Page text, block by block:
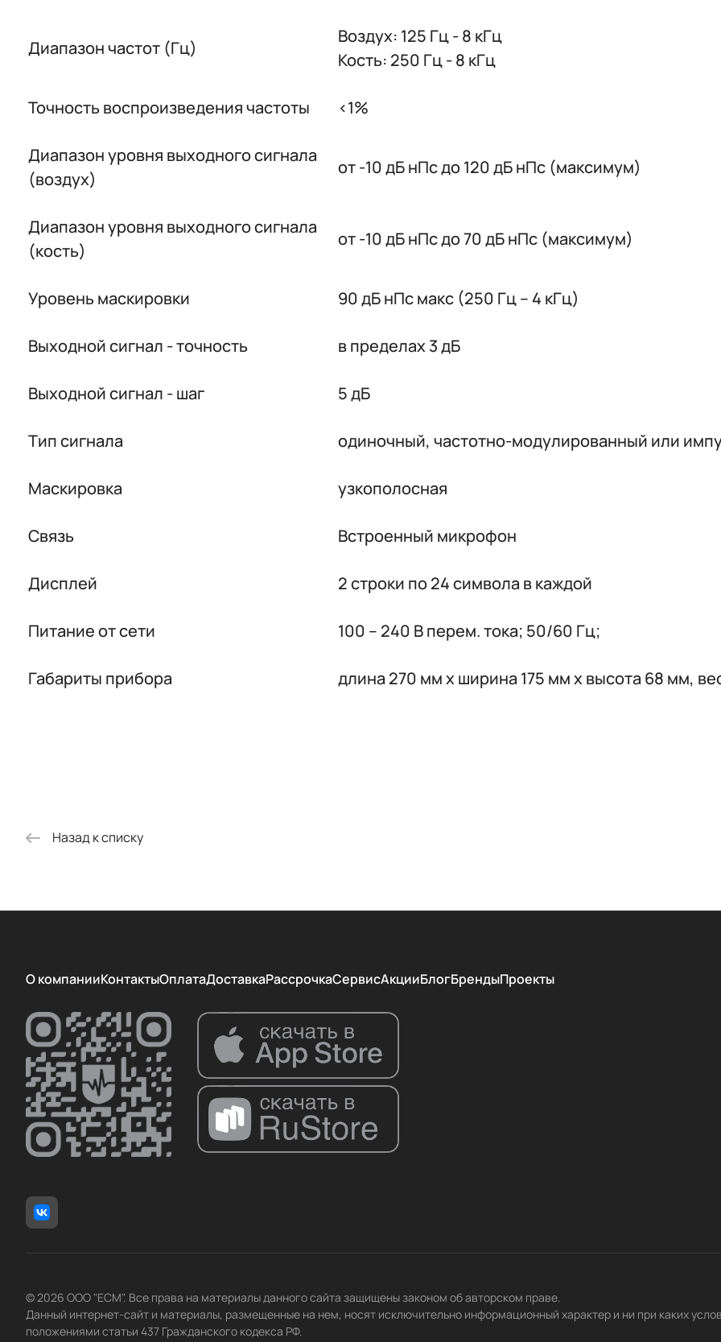
Диапазон частот (Гц)
Воздух: 125 Гц - 8 кГц
Кость: 250 Гц - 8 кГц
Точность воспроизведения частоты <1%
Диапазон уровня выходного сигнала
(воздух)
от -10 дБ нПс до 120 дБ нПс (максимум)
Диапазон уровня выходного сигнала
(кость)
от -10 дБ нПс до 70 дБ нПс (максимум)
Уровень маскировки 90 дБ нПс макс (250 Гц – 4 кГц)
Выходной сигнал - точность в пределах 3 дБ
Выходной сигнал - шаг 5 дБ
Тип сигнала одиночный, частотно-модулированный или
Маскировка узкополосная
Связь Встроенный микрофон
Дисплей 2 строки по 24 символа в каждой
Питание от сети 100 – 240 В перем. тока; 50/60 Гц;
Габариты прибора длина 270 мм x ширина 175 мм x высота 68 мм,
Назад к списку
О компанииКонтактыОплатаДоставкаРассрочкаСервисАкцииБлогБрендыПроекты
© 2026 ООО "ЕСМ". Все права на материалы данного сайта защищены законом об авторском праве.
Данный интернет-сайт и материалы, размещенные на нем, носят исключительно информационный характер и ни при каких
положениями статьи 437 Гражданского кодекса РФ.